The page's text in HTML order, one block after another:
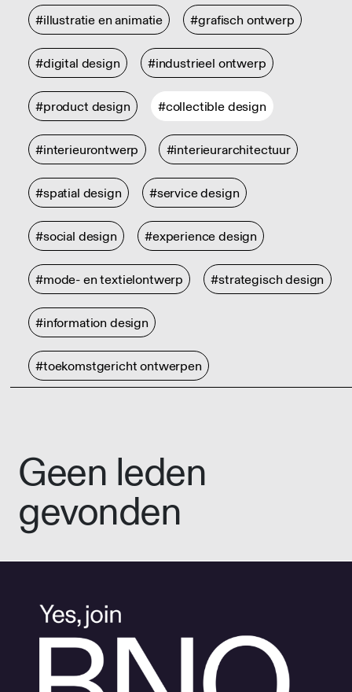
#illustratie en animatie #grafisch ontwerp
#digital design #industrieel ontwerp
#product design #collectible design
#interieurontwerp #interieurarchitectuur
#spatial design #service design
#social design #experience design
#mode- en textielontwerp #strategisch design
#information design
#toekomstgericht ontwerpen
Geen leden
gevonden